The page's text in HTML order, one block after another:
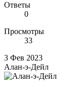
Ответы
0
Просмотры
33
3 Фев 2023
Алан-э-Дейл